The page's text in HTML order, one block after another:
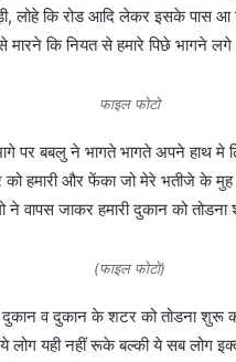
लोहे कि रोड आदि लेकर इसके पास
मारने कि नियत से हमारे पिछे भागने
फाइल फोटो
पर बबलु ने भागते भागते अपने हाथ मे
हमारी और फेंका जो मेरे भतीजे के
जाकर हमारी दुकान को तोडना
(फाइल फोटो)
व दुकान के शटर को तोडना शुरू
लोग यही नहीं रूके बल्की ये सब लोग